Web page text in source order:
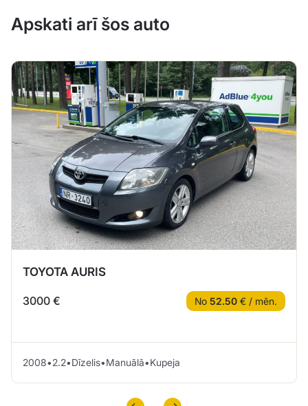
Apskati arī šos auto
TOYOTA AURIS
3000 € No 52.50 € / mēn.
2008•2.2•Dīzelis•Manuālā•Kupeja